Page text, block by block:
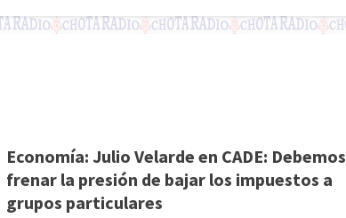
Economía: Julio Velarde en CADE: Debemos
frenar la presión de bajar los impuestos a
grupos particulares